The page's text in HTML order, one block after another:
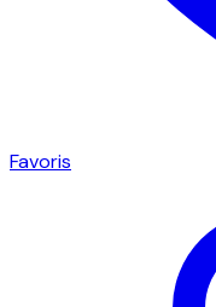
Favoris